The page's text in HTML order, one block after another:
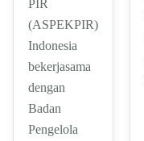
PIR
(ASPEKPIR)
Indonesia
bekerjasama
dengan
Badan
Pengelola